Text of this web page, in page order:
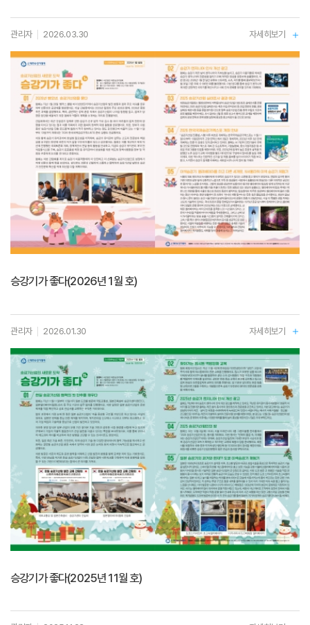
관리자 2026.03.30 자세히보기
승강기가 좋다(2026년 1월 호)
관리자 2026.01.30 자세히보기
승강기가 좋다(2025년 11월 호)